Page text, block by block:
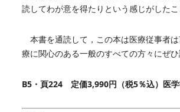
読してわが意を得たりという感じがしたこ
本書を通読して，この本は医療従事者
療に関心のある一般のすべての方々にぜ
B5・頁224 定価3,990円（税5％込）医